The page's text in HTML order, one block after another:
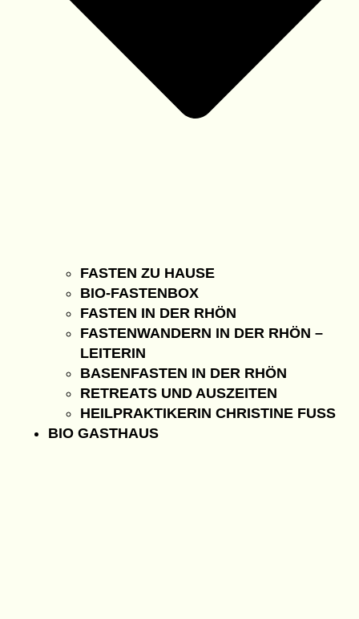
FASTEN ZU HAUSE
BIO-FASTENBOX
FASTEN IN DER RHÖN
FASTENWANDERN IN DER RHÖN –
LEITERIN
BASENFASTEN IN DER RHÖN
RETREATS UND AUSZEITEN
HEILPRAKTIKERIN CHRISTINE FUSS
BIO GASTHAUS